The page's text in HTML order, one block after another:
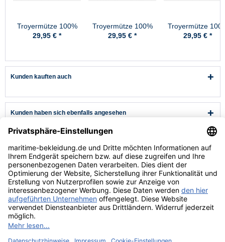
Troyermütze 100%
Schurwolle
29,95 € *
Troyermütze 100%
Schurwolle
29,95 € *
Troyermütze
Schurwolle
29,95 € *
Kunden kauften auch
Kunden haben sich ebenfalls angesehen
Kundenservice
Hilfe & Infos
Rechtliches